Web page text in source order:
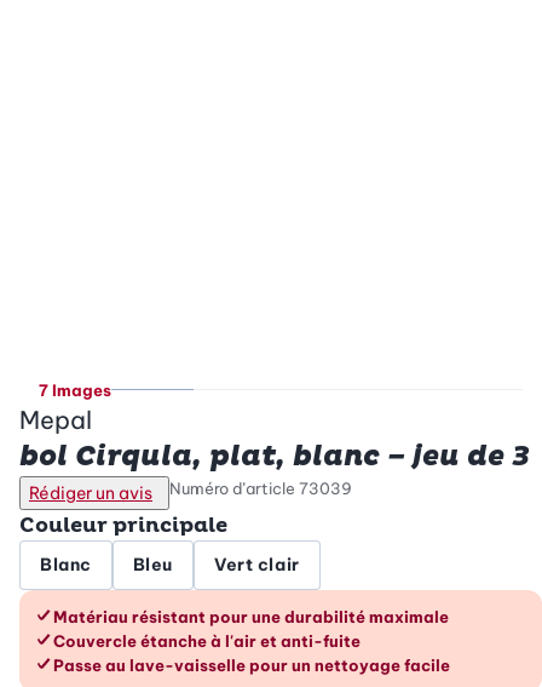
7 Images
Mepal
bol Cirqula, plat, blanc – jeu de 3
Rédiger un avis Numéro d’article 73039
Couleur principale
Blanc Bleu Vert clair
Les avantages en un coup d’œil
Matériau résistant pour une durabilité maximale
Couvercle étanche à l'air et anti-fuite
Passe au lave-vaisselle pour un nettoyage facile